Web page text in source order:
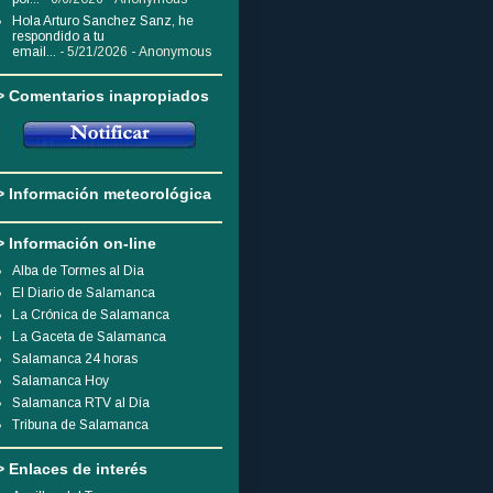
Hola Arturo Sanchez Sanz, he
respondido a tu
email... - 5/21/2026 - Anonymous
Comentarios inapropiados
Información meteorológica
Información on-line
Alba de Tormes al Dia
El Diario de Salamanca
La Crónica de Salamanca
La Gaceta de Salamanca
Salamanca 24 horas
Salamanca Hoy
Salamanca RTV al Día
Tribuna de Salamanca
Enlaces de interés